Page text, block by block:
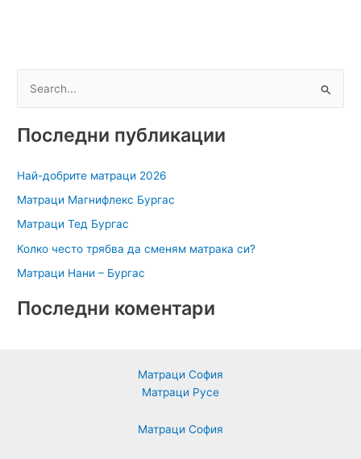
r
o
r
:
Последни публикации
Най-добрите матраци 2026
Матраци Магнифлекс Бургас
Матраци Тед Бургас
Колко често трябва да сменям матрака си?
Матраци Нани – Бургас
Последни коментари
Матраци София
Матраци Русе
Матраци София